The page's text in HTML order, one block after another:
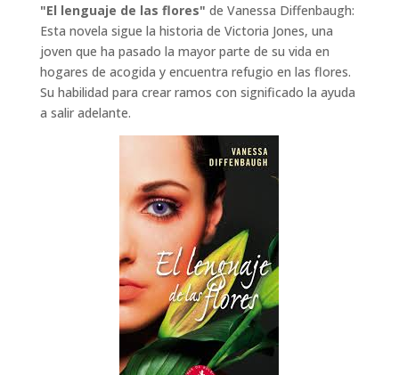
"El lenguaje de las flores" de Vanessa Diffenbaugh:
Esta novela sigue la historia de Victoria Jones, una
joven que ha pasado la mayor parte de su vida en
hogares de acogida y encuentra refugio en las flores.
Su habilidad para crear ramos con significado la ayuda
a salir adelante.